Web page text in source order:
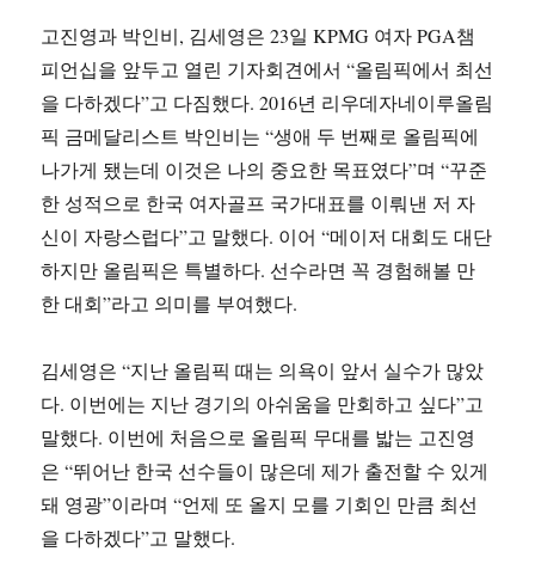
고진영과 박인비, 김세영은 23일 KPMG 여자 PGA챔
피언십을 앞두고 열린 기자회견에서 “올림픽에서 최선
을 다하겠다”고 다짐했다. 2016년 리우데자네이루올림
픽 금메달리스트 박인비는 “생애 두 번째로 올림픽에
나가게 됐는데 이것은 나의 중요한 목표였다”며 “꾸준
한 성적으로 한국 여자골프 국가대표를 이뤄낸 저 자
신이 자랑스럽다”고 말했다. 이어 “메이저 대회도 대단
하지만 올림픽은 특별하다. 선수라면 꼭 경험해볼 만
한 대회”라고 의미를 부여했다.
김세영은 “지난 올림픽 때는 의욕이 앞서 실수가 많았
다. 이번에는 지난 경기의 아쉬움을 만회하고 싶다”고
말했다. 이번에 처음으로 올림픽 무대를 밟는 고진영
은 “뛰어난 한국 선수들이 많은데 제가 출전할 수 있게
돼 영광”이라며 “언제 또 올지 모를 기회인 만큼 최선
을 다하겠다”고 말했다.